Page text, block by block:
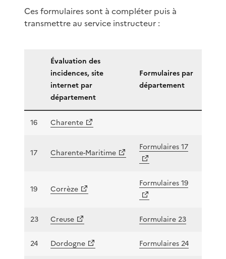
Ces formulaires sont à compléter puis à
transmettre au service instructeur :
Évaluation des
incidences, site
internet par
département
Formulaires par
département
16 Charente
17 Charente-Maritime
Formulaires 17
19 Corrèze
Formulaires 19
23 Creuse Formulaire 23
24 Dordogne Formulaires 24